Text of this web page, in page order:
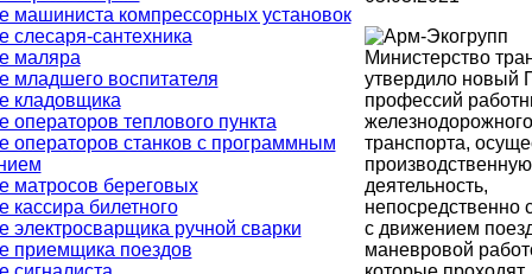
машиниста компрессорных установок
слесаря-сантехника
маляра
младшего воспитателя
кладовщика
операторов теплового пункта
операторов станков с программным
матросов береговых
кассира билетного
электросварщика ручной сварки
приемщика поездов
Министерство
утвердило новый
профессий
железнодорожного
транспорта,
производственную
деятельность,
непосредственно
с движением
маневровой